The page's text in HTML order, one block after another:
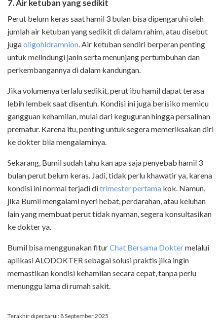
7. Air ketuban yang sedikit
Perut belum keras saat hamil 3 bulan bisa dipengaruhi oleh
jumlah air ketuban yang sedikit di dalam rahim, atau disebut
jugaoligohidramnion . Air ketuban sendiri berperan penting
untuk melindungi janin serta menunjang pertumbuhan dan
perkembangannya di dalam kandungan.
Jika volumenya terlalu sedikit, perut ibu hamil dapat terasa
lebih lembek saat disentuh. Kondisi ini juga berisiko memicu
gangguan kehamilan, mulai dari keguguran hingga persalinan
prematur. Karena itu, penting untuk segera memeriksakan diri
ke dokter bila mengalaminya.
Sekarang, Bumil sudah tahu kan apa saja penyebab hamil 3
bulan perut belum keras. Jadi, tidak perlu khawatir ya, karena
kondisi ini normal terjadi ditrimester pertama kok. Namun,
jika Bumil mengalami nyeri hebat, perdarahan, atau keluhan
lain yang membuat perut tidak nyaman, segera konsultasikan
ke dokter ya.
Bumil bisa menggunakan fiturChat Bersama Doktermelalui
aplikasi ALODOKTER sebagai solusi praktis jika ingin
memastikan kondisi kehamilan secara cepat, tanpa perlu
menunggu lama di rumah sakit.
Terakhir diperbarui: 8 September 2025